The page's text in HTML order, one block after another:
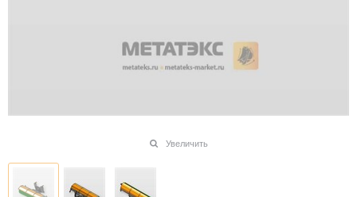
Увеличить